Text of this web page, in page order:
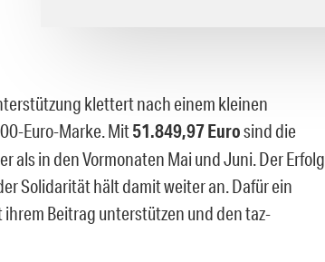
klettert nach einem kleinen
Euro-Marke. Mit51.849,97 Eurosind die
als in den Vormonaten Mai und Juni. Der Erfolg
Solidarität hält damit weiter an. Dafür ein
Beitrag unterstützen und den taz-